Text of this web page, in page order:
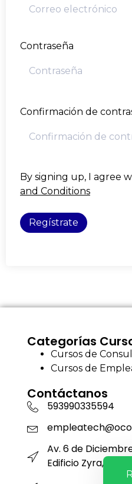
Contraseña
Confirmación de
By signing up, I agree
and Conditions
Regístrate
Categorías
Cursos de
Cursos de
Contáctanos
593990335594
Av. 6 de
Edificio Zyra, Piso